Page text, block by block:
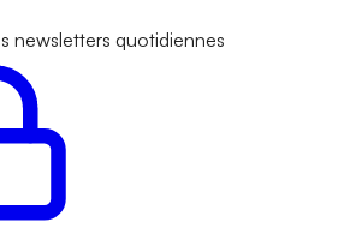
newsletters quotidiennes